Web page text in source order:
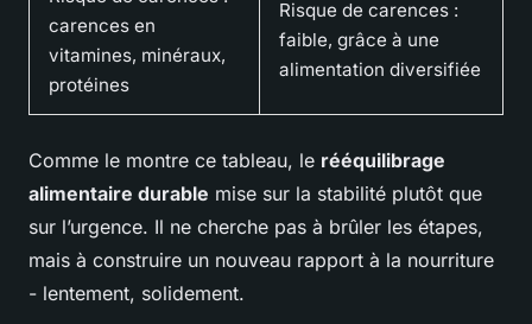
carences en
vitamines, minéraux,
protéines
Risque de carences :
faible, grâce à une
alimentation diversifiée
Comme le montre ce tableau, le rééquilibrage
alimentaire durable mise sur la stabilité plutôt que
sur l’urgence. Il ne cherche pas à brûler les étapes,
mais à construire un nouveau rapport à la nourriture
- lentement, solidement.